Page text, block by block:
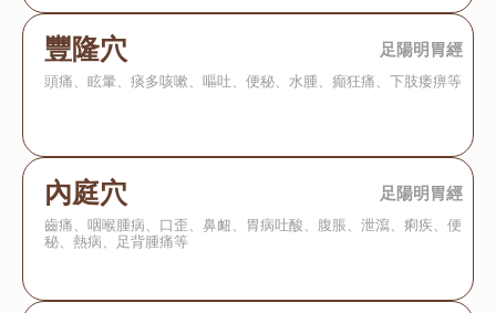
豐隆穴 足陽明胃經
頭痛、眩暈、痰多咳嗽、嘔吐、便秘、水腫、癲狂痛、下肢痿痹等
內庭穴 足陽明胃經
齒痛、咽喉腫病、口歪、鼻衄、胃病吐酸、腹脹、泄瀉、痢疾、便
秘、熱病、足背腫痛等